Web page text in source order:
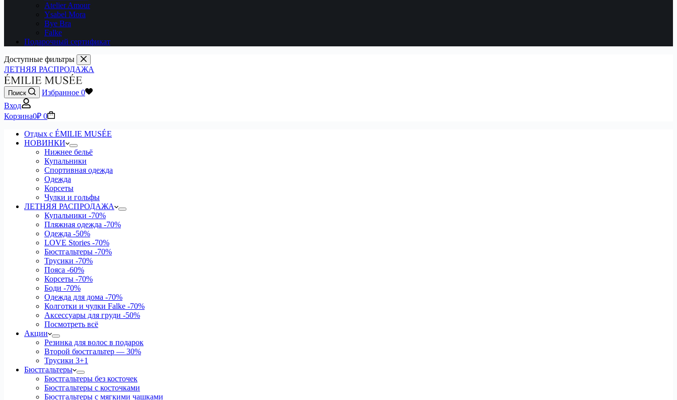
Atelier Amour
Ysabel Mora
Bye Bra
Falke
Подарочный сертификат
Доступные фильтры
ЛЕТНЯЯ РАСПРОДАЖА
Поиск Избранное 0
Вход
Корзина0₽ 0
Отдых с ÉMILIE MUSÉE
НОВИНКИ
Нижнее бельё
Купальники
Спортивная одежда
Одежда
Корсеты
Чулки и гольфы
ЛЕТНЯЯ РАСПРОДАЖА
Купальники -70%
Пляжная одежда -70%
Одежда -50%
LOVE Stories -70%
Бюстгальтеры -70%
Трусики -70%
Пояса -60%
Корсеты -70%
Боди -70%
Одежда для дома -70%
Колготки и чулки Falke -70%
Аксессуары для груди -50%
Посмотреть всё
Акции
Резинка для волос в подарок
Второй бюстгальтер — 30%
Трусики 3+1
Бюстгальтеры
Бюстгальтеры без косточек
Бюстгальтеры с косточками
Бюстгальтеры с мягкими чашками